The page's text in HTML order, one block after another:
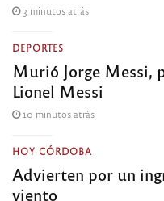
3 minutos atrás
DEPORTES
Murió Jorge Messi,
Lionel Messi
10 minutos atrás
HOY CÓRDOBA
Advierten por un
viento